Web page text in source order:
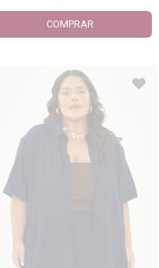
COMPRAR